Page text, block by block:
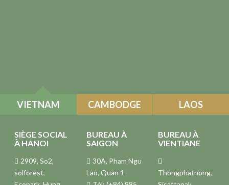
VIETNAM CAMBODGE LAOS
SIÈGE SOCIAL
À HANOI
2909, So2,
solforest,
BUREAU À
SAIGON
30A, Pham Ngu
Lao, Quan 1
BUREAU À
VIENTIANE
Thongphathong,